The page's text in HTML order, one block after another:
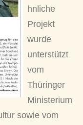
hnliche
Projekt
wurde
unterstützt
vom
Thüringer
Ministerium
sowie vom